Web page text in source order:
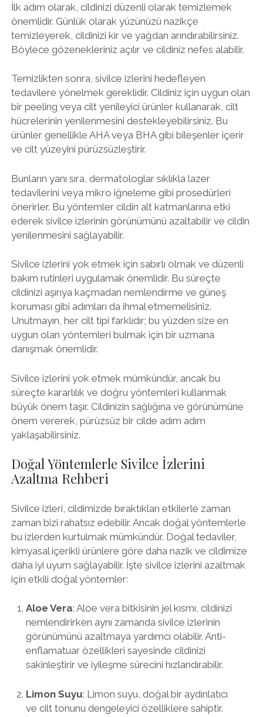
İlk adım olarak, cildinizi düzenli olarak temizlemek
önemlidir. Günlük olarak yüzünüzü nazikçe
temizleyerek, cildinizi kir ve yağdan arındırabilirsiniz.
Böylece gözenekleriniz açılır ve cildiniz nefes alabilir.
Temizlikten sonra, sivilce izlerini hedefleyen
tedavilere yönelmek gereklidir. Cildiniz için uygun olan
bir peeling veya cilt yenileyici ürünler kullanarak, cilt
hücrelerinin yenilenmesini destekleyebilirsiniz. Bu
ürünler genellikle AHA veya BHA gibi bileşenler içerir
ve cilt yüzeyini pürüzsüzleştirir.
Bunların yanı sıra, dermatologlar sıklıkla lazer
tedavilerini veya mikro iğneleme gibi prosedürleri
önerirler. Bu yöntemler cildin alt katmanlarına etki
ederek sivilce izlerinin görünümünü azaltabilir ve cildin
yenilenmesini sağlayabilir.
Sivilce izlerini yok etmek için sabırlı olmak ve düzenli
bakım rutinleri uygulamak önemlidir. Bu süreçte
cildinizi aşırıya kaçmadan nemlendirme ve güneş
koruması gibi adımları da ihmal etmemelisiniz.
Unutmayın, her cilt tipi farklıdır; bu yüzden size en
uygun olan yöntemleri bulmak için bir uzmana
danışmak önemlidir.
Sivilce izlerini yok etmek mümkündür, ancak bu
süreçte kararlılık ve doğru yöntemleri kullanmak
büyük önem taşır. Cildinizin sağlığına ve görünümüne
önem vererek, pürüzsüz bir cilde adım adım
yaklaşabilirsiniz.
Doğal Yöntemlerle Sivilce İzlerini
Azaltma Rehberi
Sivilce izleri, cildimizde bıraktıkları etkilerle zaman
zaman bizi rahatsız edebilir. Ancak doğal yöntemlerle
bu izlerden kurtulmak mümkündür. Doğal tedaviler,
kimyasal içerikli ürünlere göre daha nazik ve cildimize
daha iyi uyum sağlayabilir. İşte sivilce izlerini azaltmak
için etkili doğal yöntemler:
Aloe Vera: Aloe vera bitkisinin jel kısmı, cildinizi
nemlendirirken aynı zamanda sivilce izlerinin
görünümünü azaltmaya yardımcı olabilir. Anti-
enflamatuar özellikleri sayesinde cildinizi
sakinleştirir ve iyileşme sürecini hızlandırabilir.
Limon Suyu: Limon suyu, doğal bir aydınlatıcı
ve cilt tonunu dengeleyici özelliklere sahiptir.